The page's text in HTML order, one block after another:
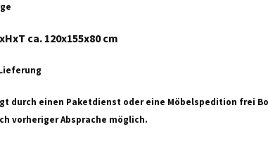
ca. 120x155x80 cm
durch einen Paketdienst oder eine Möbelspedition frei
vorheriger Absprache möglich.